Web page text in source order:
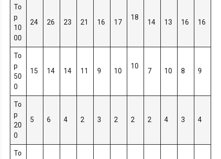
To
p
10
00
24 26 23 21 16 17
18
14 13 16 16
To
p
50
0
15 14 14 11 9 10
10
7 10 8 9
To
p
20
0
5 6 4 2 3 2 2 2 4 3 4
To